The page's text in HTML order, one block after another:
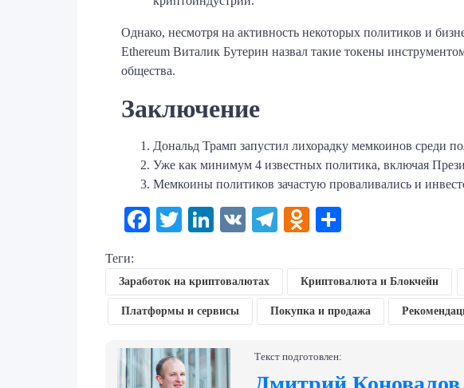
Однако, несмотря на активность некоторых политиков и
Ethereum Виталик Бутерин назвал такие токены
общества. ​
Заключение
Дональд Трамп запустил лихорадку мемкоинов среди
Уже как минимум 4 известных политика, включая
Мемкоины политиков зачастую проваливались и
Facebook
TwitterLinkedIn
VK Telegram
Odnoklassniki
Теги:
Заработок на криптовалютах Криптовалюта и Блокчейн
Платформы и сервисы Покупка и продажа
Текст подготовлен: